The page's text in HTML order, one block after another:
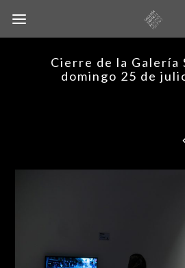
Cierre de la Galería
domingo 25 de